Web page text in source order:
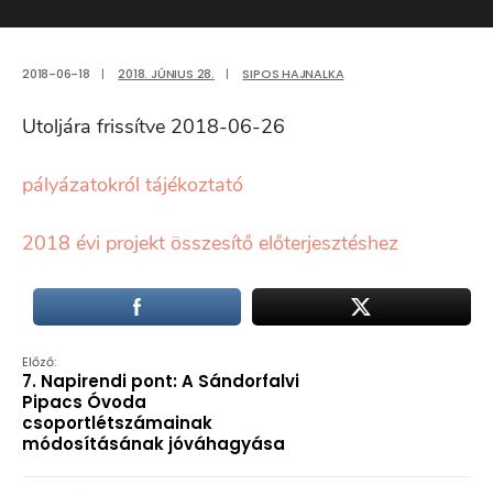
2018-06-18 | 2018. JÚNIUS 28. | SIPOS HAJNALKA
Utoljára frissítve 2018-06-26
pályázatokról tájékoztató
2018 évi projekt összesítő előterjesztéshez
Előző:
7. Napirendi pont: A Sándorfalvi
Pipacs Óvoda
csoportlétszámainak
módosításának jóváhagyása